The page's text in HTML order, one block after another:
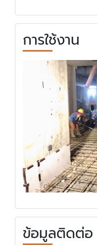
การใช้งาน
ข้อมูลติดต่อ